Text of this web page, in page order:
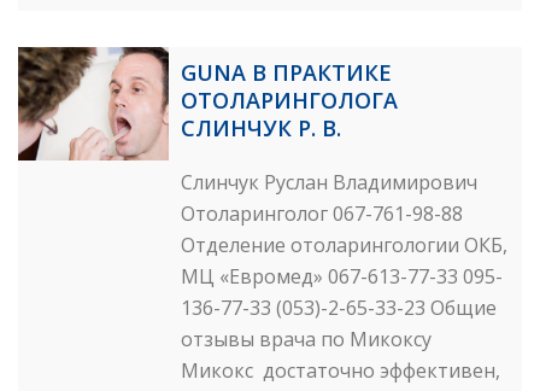
GUNA В ПРАКТИКЕ
ОТОЛАРИНГОЛОГА
СЛИНЧУК Р. В.
Слинчук Руслан Владимирович
Отоларинголог 067-761-98-88
Отделение отоларингологии ОКБ,
МЦ «Евромед» 067-613-77-33 095-
136-77-33 (053)-2-65-33-23 Общие
отзывы врача по Микоксу
Микокс достаточно эффективен,